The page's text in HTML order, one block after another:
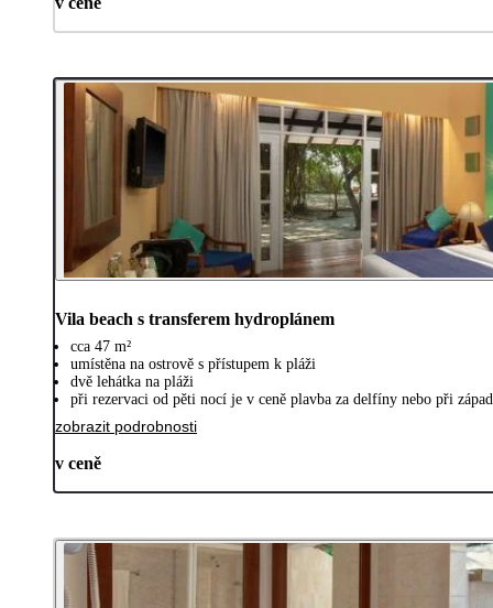
Vila beach s transferem hydroplánem
cca 47 m²
umístěna na ostrově s přístupem k pláži
dvě lehátka na pláži
při rezervaci od pěti nocí je v ceně plavba za delfíny nebo při
zobrazit podrobnosti
v ceně